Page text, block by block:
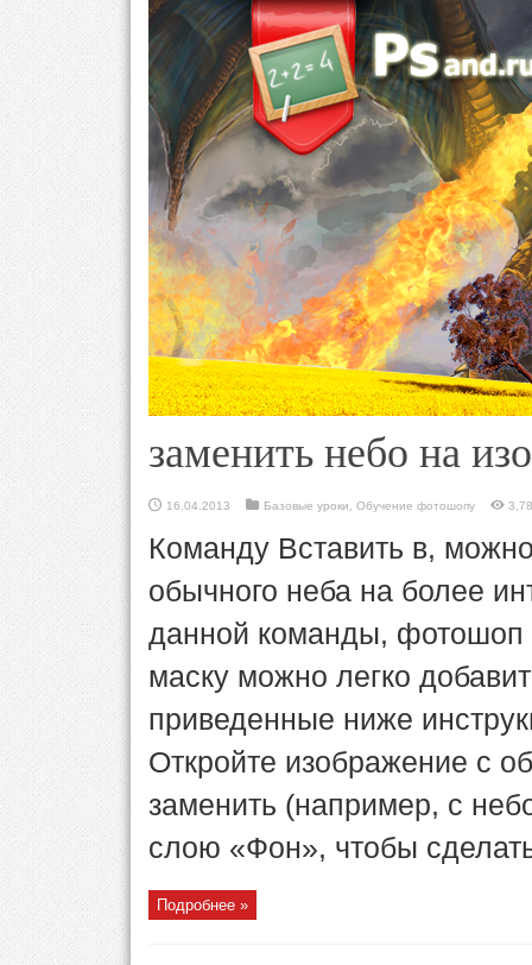
заменить небо на
16.04.2013 Базовые уроки, Обучение фотошопу
Команду Вставить в,
обычного неба на более
данной команды, фотошоп
маску можно легко
приведенные ниже
Откройте изображение с
заменить (например, с
слою «Фон», чтобы
Подробнее »